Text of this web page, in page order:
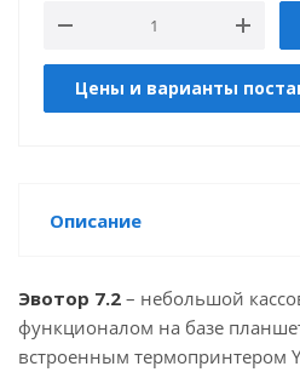
Цены и варианты
Описание
Эвотор 7.2 – небольшой
функционалом на базе
встроенным термопринтером